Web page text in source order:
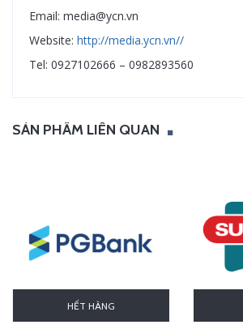
Email: media@ycn.vn
Website: http://media.ycn.vn//
Tel: 0927102666 – 0982893560
SẢN PHẨM LIÊN QUAN
HẾT HÀNG